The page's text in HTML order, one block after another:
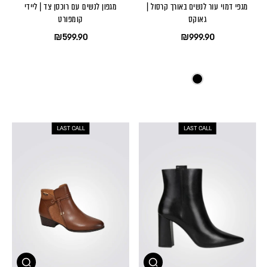
מגפי דמוי עור לנשים באורך קרסול |
גאוקס
₪999.90
מגפון לנשים עם רוכסן צד | ליידי
קומפורט
₪599.90
LAST CALL
LAST CALL